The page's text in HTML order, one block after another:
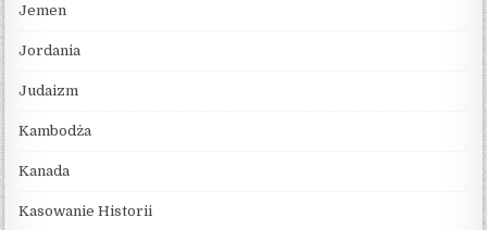
Jemen
Jordania
Judaizm
Kambodża
Kanada
Kasowanie Historii